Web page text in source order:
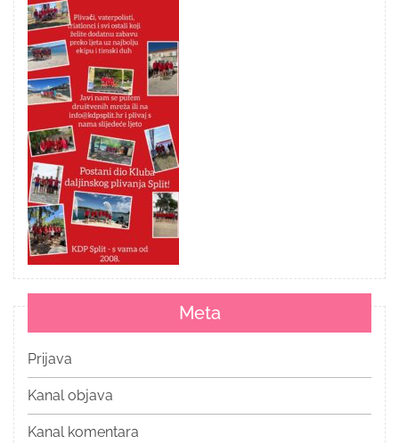
Meta
Prijava
Kanal objava
Kanal komentara